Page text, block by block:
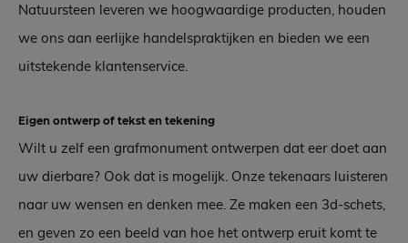
Natuursteen leveren we hoogwaardige producten, houden
we ons aan eerlijke handelspraktijken en bieden we een
uitstekende klantenservice.
Eigen ontwerp of tekst en tekening
Wilt u zelf een grafmonument ontwerpen dat eer doet aan
uw dierbare? Ook dat is mogelijk. Onze tekenaars luisteren
naar uw wensen en denken mee. Ze maken een 3d-schets,
en geven zo een beeld van hoe het ontwerp eruit komt te